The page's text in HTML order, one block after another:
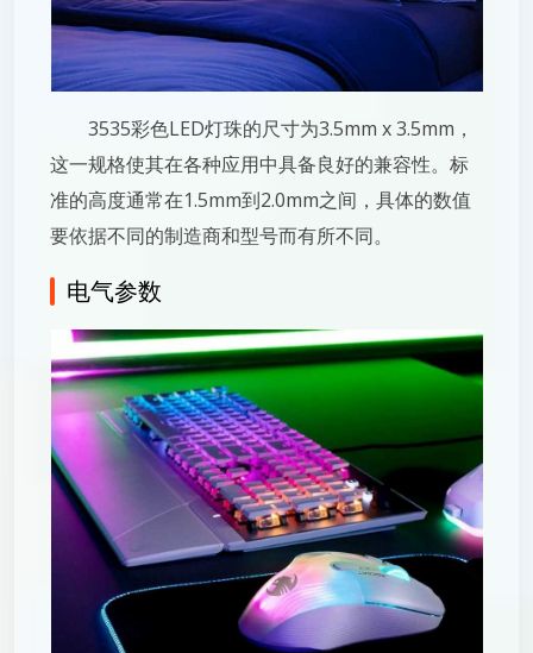
3535彩色LED灯珠的尺寸为3.5mm x 3.5mm，
这一规格使其在各种应用中具备良好的兼容性。标
准的高度通常在1.5mm到2.0mm之间，具体的数值
要依据不同的制造商和型号而有所不同。
电气参数